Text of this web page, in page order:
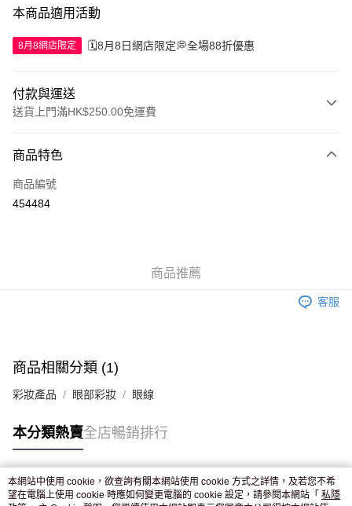
本商品適用活動
8月8網店限定 🗓️8月8日網店限定💭全場88折優惠
付款與運送
送貨上門滿HK$250.00免運費
信用卡
Apple Pay
付款後門市自取，訂單確認後2-4個工作天到店，7天內取。逾期後
商品特色
商品編號
454484
商品推薦
客服
商品相關分類 (1)
彩妝產品 眼部彩妝 眼線
本分類熱賣全店暢銷排行
熱門標籤
本網站中使用 cookie，欲查詢有關本網站使用 cookie 方式之詳情，及若您不希
望在電腦上使用 cookie 時應如何變更電腦的 cookie 設定，請參閱本網站「 私隱